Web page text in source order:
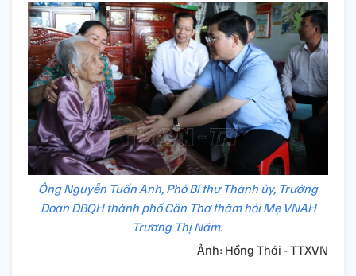
Ông Nguyễn Tuấn Anh, Phó Bí thư Thành ủy, Trưởng
Đoàn ĐBQH thành phố Cần Thơ thăm hỏi Mẹ VNAH
Trương Thị Năm.
Ảnh: Hồng Thái - TTXVN